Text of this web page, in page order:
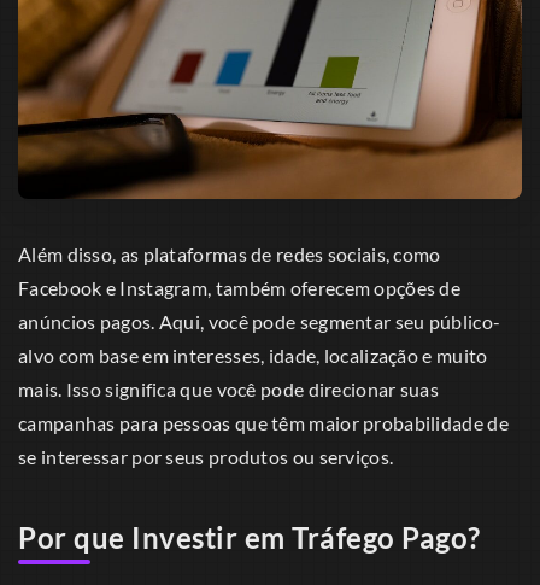
Além disso, as plataformas de redes sociais, como
Facebook e Instagram, também oferecem opções de
anúncios pagos. Aqui, você pode segmentar seu público-
alvo com base em interesses, idade, localização e muito
mais. Isso significa que você pode direcionar suas
campanhas para pessoas que têm maior probabilidade de
se interessar por seus produtos ou serviços.
Por que Investir em Tráfego Pago?